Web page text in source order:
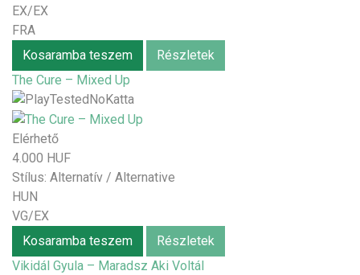
EX/EX
FRA
Kosaramba teszem
Részletek
The Cure – Mixed Up
Elérhető
4.000 HUF
Stílus: Alternatív / Alternative
HUN
VG/EX
Kosaramba teszem
Részletek
Vikidál Gyula – Maradsz Aki Voltál